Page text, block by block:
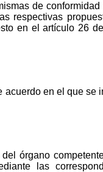
de
respectivas
en el artículo 26
acuerdo en el que se
órgano
las